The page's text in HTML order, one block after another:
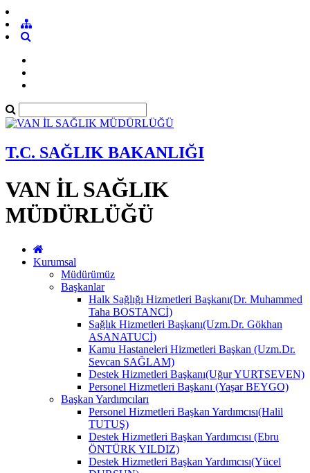
T.C. SAĞLIK BAKANLIĞI
VAN İL SAĞLIK
MÜDÜRLÜĞÜ
Kurumsal
Müdürümüz
Başkanlar
Halk Sağlığı Hizmetleri Başkanı(Dr. Muhammed
Taha BOSTANCİ)
Sağlık Hizmetleri Başkanı(Uzm.Dr. Gökhan
ASANATUCİ)
Kamu Hastaneleri Hizmetleri Başkan (Uzm.Dr.
Sevcan SAĞLAM)
Destek Hizmetleri Başkanı(Uğur YURTSEVEN)
Personel Hizmetleri Başkanı (Yaşar BEYGO)
Başkan Yardımcıları
Personel Hizmetleri Başkan Yardımcısı(Halil
TUTUŞ)
Destek Hizmetleri Başkan Yardımcısı (Ebru
ÖNTÜRK YILDIZ)
Destek Hizmetleri Başkan Yardımcısı(Yücel